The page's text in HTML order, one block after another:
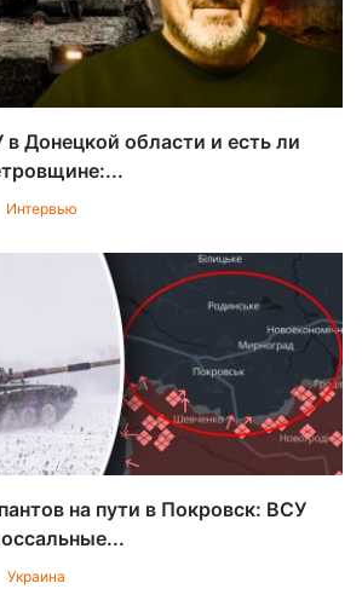
Донецкой области и есть ли
Интервью
на пути в Покровск: ВСУ
Украина